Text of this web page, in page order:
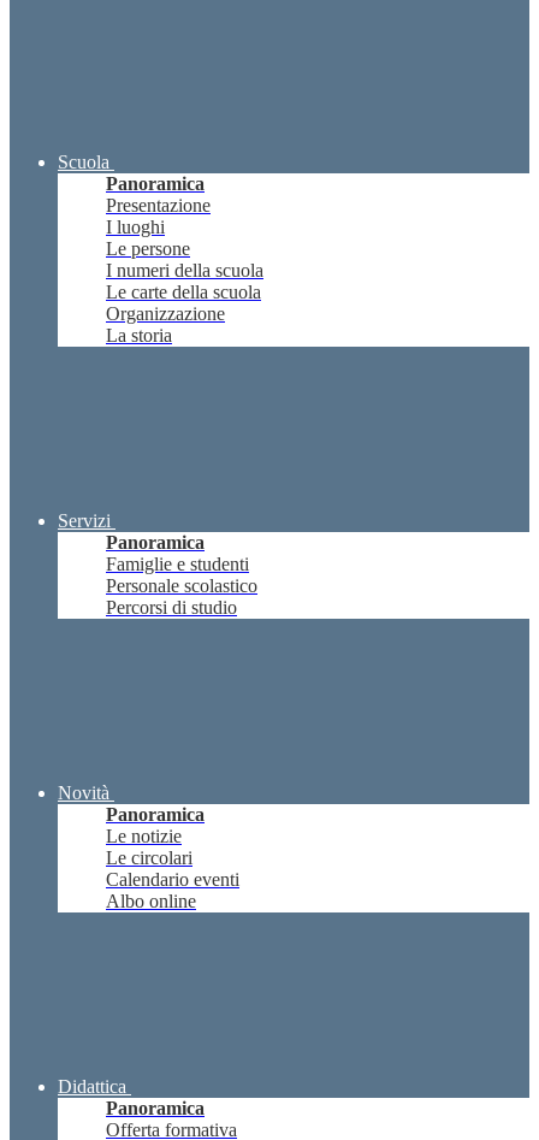
Scuola
Panoramica
Presentazione
I luoghi
Le persone
I numeri della scuola
Le carte della scuola
Organizzazione
La storia
Servizi
Panoramica
Famiglie e studenti
Personale scolastico
Percorsi di studio
Novità
Panoramica
Le notizie
Le circolari
Calendario eventi
Albo online
Didattica
Panoramica
Offerta formativa